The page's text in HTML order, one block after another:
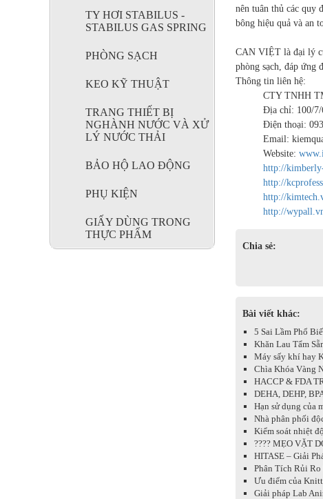
CÔNG
TY HƠI STABILUS -
STABILUS GAS SPRING
PHÒNG SẠCH
KEO KỸ THUẬT
TRANG THIẾT BỊ
NGHÀNH NƯỚC VÀ XỬ
LÝ NƯỚC THẢI
BẢO HỘ LAO ĐỘNG
PHỤ KIỆN
GIẤY DÙNG TRONG
THỰC PHẨM
nên tuân thủ các quy
bông hiệu quả và an
CAN VIỆT là đại lý
phòng sạch, đáp ứng
Thông tin liên hệ:
CTY TNHH
Địa chỉ: 100/7/
Điện thoại:
Email:
Website:
http://
http://
http://
http://
Chia sẻ:
Bài viết khác:
5 Sai Lầm Phổ
Khăn Lau Tẩm
Máy sấy khí hay
Chìa Khóa Vàng
HACCP & FDA
DEHA, DEHP,
Hạn sử dụng của
Nhà phân phối
Kiểm soát nhiệt
???? MẸO VẶT
HITASE – Giải
Phân Tích Rủi
Ưu điểm của
Giải pháp Lab